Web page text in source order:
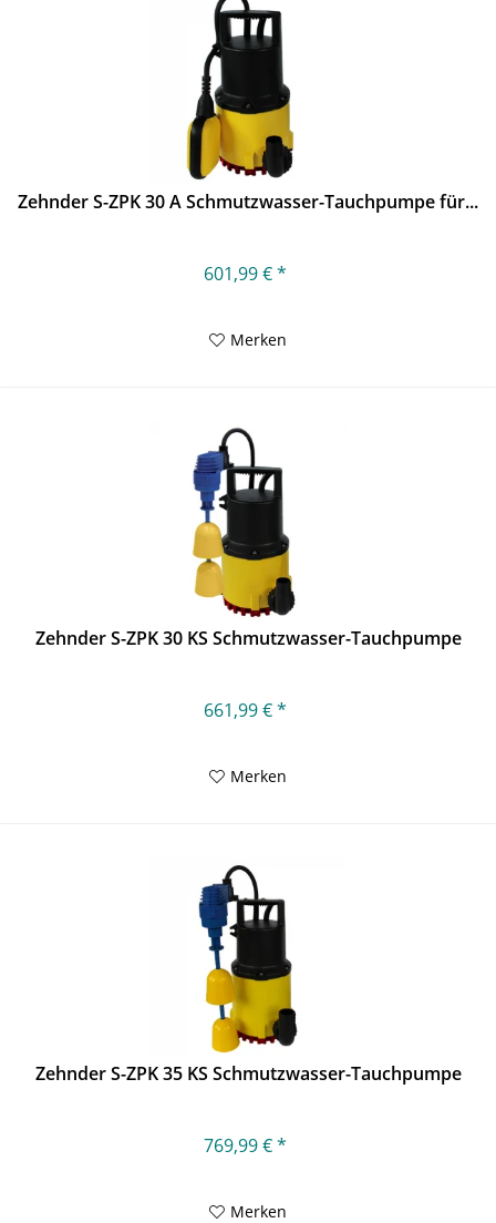
Zehnder S-ZPK 30 A Schmutzwasser-Tauchpumpe für...
601,99 € *
Merken
Zehnder S-ZPK 30 KS Schmutzwasser-Tauchpumpe
661,99 € *
Merken
Zehnder S-ZPK 35 KS Schmutzwasser-Tauchpumpe
769,99 € *
Merken